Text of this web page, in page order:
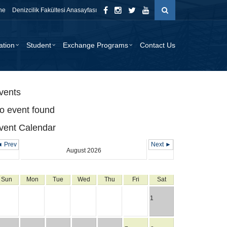
Denizcilik Fakültesi Anasayfası
Student Exchange Programs Contact Us
event found
Calendar
Prev
August 2026
Next ►
Sun Mon Tue Wed Thu Fri Sat
1